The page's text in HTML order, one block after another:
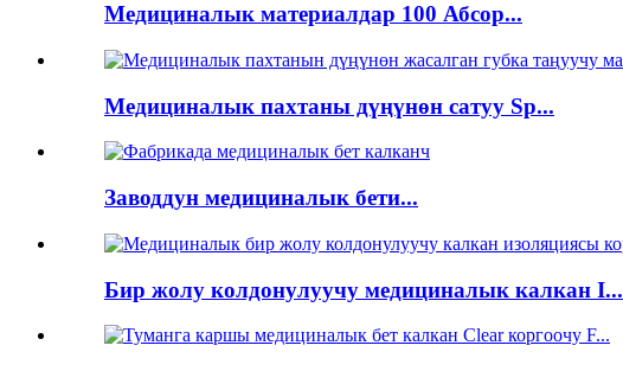
Медициналык материалдар 100 Абсор...
Медициналык пахтаны дүңүнөн сатуу Sp...
Заводдун медициналык бети...
Бир жолу колдонулуучу медициналык калкан I...